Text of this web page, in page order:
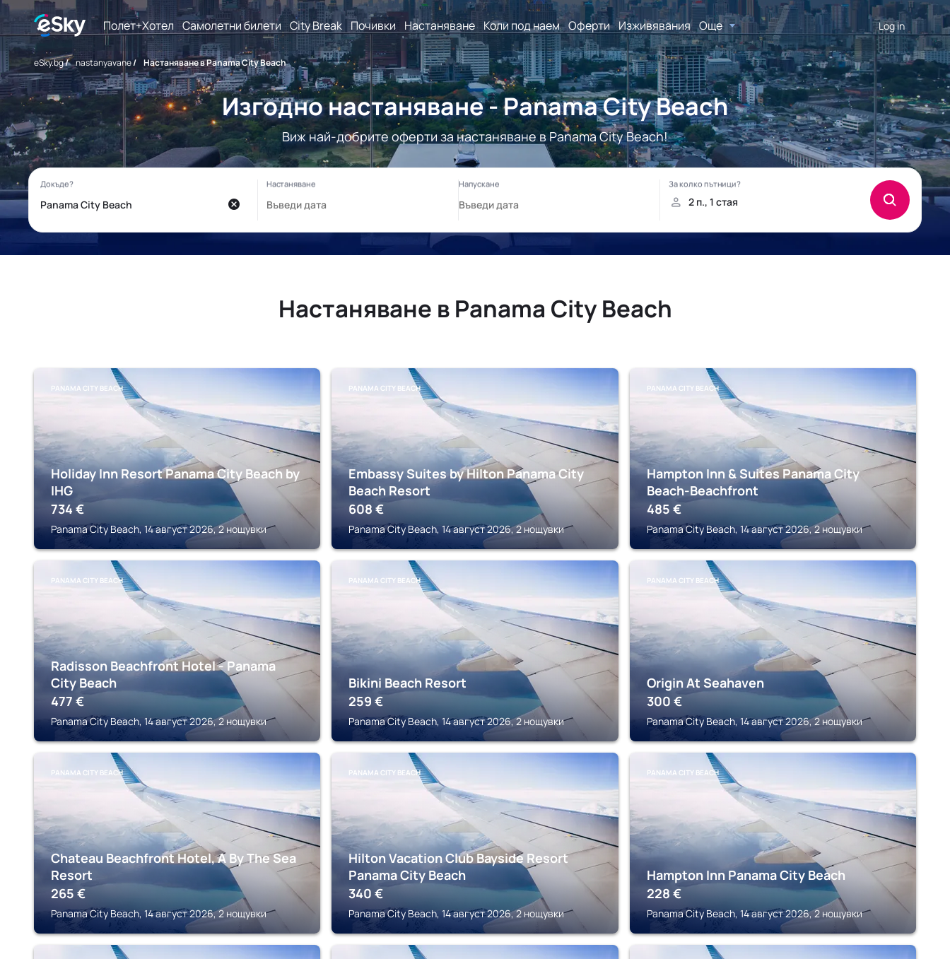
Полет+Хотел Самолетни билети City Break Почивки Настаняване Коли под наем Оферти Изживявания Още Log in
eSky.bg/ nastanyavane/ Настаняване в Panama City Beach
Изгодно настаняване - Panama City Beach
Виж най-добрите оферти за настаняване в Panama City Beach!
Настаняване в Panama City Beach
PANAMA CITY BEACH
Holiday Inn Resort Panama City Beach by
IHG
734 €
Panama City Beach, 14 август 2026, 2 нощувки
PANAMA CITY BEACH
Embassy Suites by Hilton Panama City
Beach Resort
608 €
Panama City Beach, 14 август 2026, 2 нощувки
PANAMA CITY BEACH
Hampton Inn & Suites Panama City
Beach-Beachfront
485 €
Panama City Beach, 14 август 2026, 2 нощувки
PANAMA CITY BEACH
Radisson Beachfront Hotel - Panama
City Beach
477 €
Panama City Beach, 14 август 2026, 2 нощувки
PANAMA CITY BEACH
Bikini Beach Resort
259 €
Panama City Beach, 14 август 2026, 2 нощувки
PANAMA CITY BEACH
Origin At Seahaven
300 €
Panama City Beach, 14 август 2026, 2 нощувки
PANAMA CITY BEACH
Chateau Beachfront Hotel, A By The Sea
Resort
265 €
Panama City Beach, 14 август 2026, 2 нощувки
PANAMA CITY BEACH
Hilton Vacation Club Bayside Resort
Panama City Beach
340 €
Panama City Beach, 14 август 2026, 2 нощувки
PANAMA CITY BEACH
Hampton Inn Panama City Beach
228 €
Panama City Beach, 14 август 2026, 2 нощувки